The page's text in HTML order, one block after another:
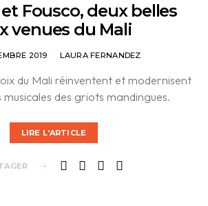
Fousco, deux belles
venues du Mali
2019 LAURA FERNANDEZ
du Mali réinventent et modernisent
des griots mandingues.
LIRE L'ARTICLE